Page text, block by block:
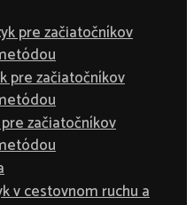
pre začiatočníkov
pre začiatočníkov
začiatočníkov
v cestovnom ruchu a